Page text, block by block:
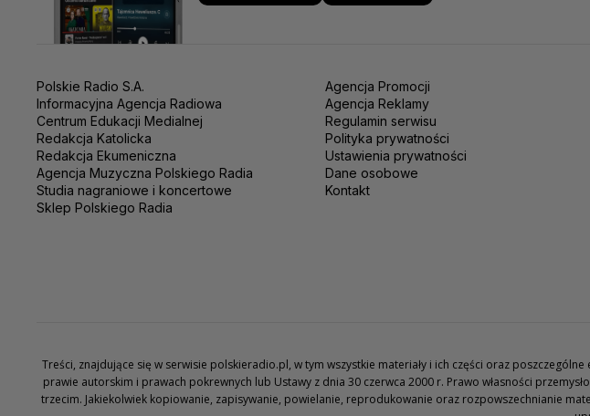
Polskie Radio S.A.
Informacyjna Agencja Radiowa
Centrum Edukacji Medialnej
Redakcja Katolicka
Redakcja Ekumeniczna
Agencja Muzyczna Polskiego Radia
Studia nagraniowe i koncertowe
Sklep Polskiego Radia
Agencja Promocji
Agencja Reklamy
Regulamin serwisu
Polityka prywatności
Ustawienia prywatności
Dane osobowe
Kontakt
Treści, znajdujące się w serwisie polskieradio.pl, w tym wszystkie materiały i ich części oraz
prawie autorskim i prawach pokrewnych lub Ustawy z dnia 30 czerwca 2000 r. Prawo własności
trzecim. Jakiekolwiek kopiowanie, zapisywanie, powielanie, reprodukowanie oraz rozpowszechnianie